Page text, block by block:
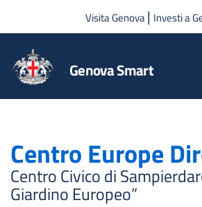
Salta al contenuto
Visita Genova| Investi a
Genova Smart
Centro Europe
Centro Civico di
Giardino Europeo”